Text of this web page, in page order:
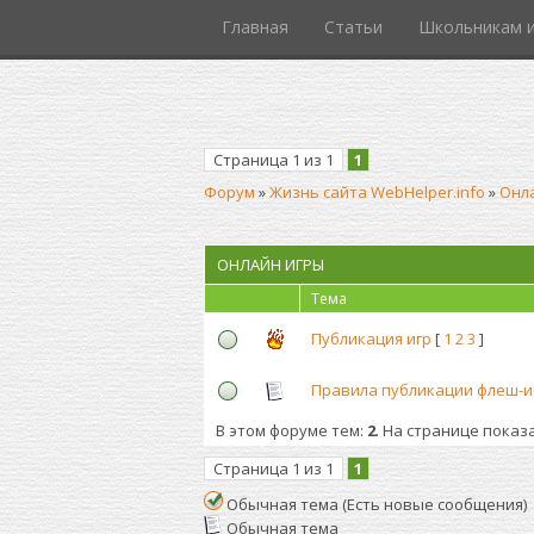
Главная Статьи Школьникам
Страница 1 из 1
1
Форум »Жизнь сайта WebHelper.info »
ОНЛАЙН ИГРЫ
Тема
Публикация игр [ 1 23 ]
Правила публикации флеш-
В этом форуме тем: 2. На странице
Страница 1 из 1
1
Обычная тема (Есть новые сообщения)
Обычная тема